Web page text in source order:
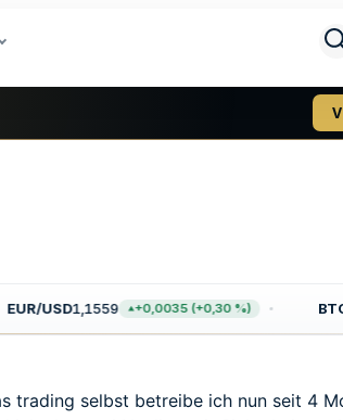
EUR/USD1,1559 +0,0035 (+0,30 %)
trading selbst betreibe ich nun seit 4